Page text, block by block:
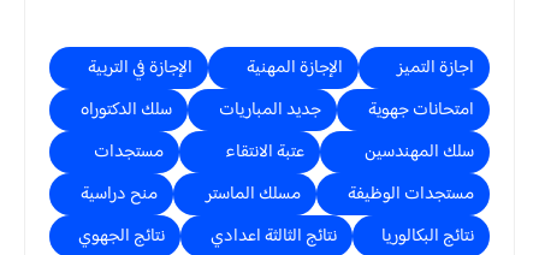
اجازة التميز الإجازة المهنية
الإجازة في التربية
امتحانات جهوية
جديد المباريات
سلك الدكتوراه
سلك المهندسين
عتبة الانتقاء
مستجدات
مستجدات الوظيفة
مسلك الماستر
منح دراسية
نتائج البكالوريا
نتائج الثالثة اعدادي
نتائج الجهوي